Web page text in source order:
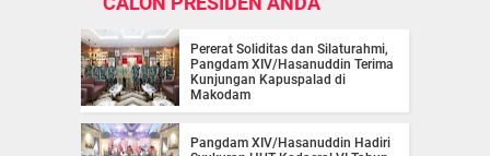
Pererat Soliditas dan Silaturahmi,
Pangdam XIV/Hasanuddin Terima
Kunjungan Kapuspalad di
Makodam
Pangdam XIV/Hasanuddin Hadiri